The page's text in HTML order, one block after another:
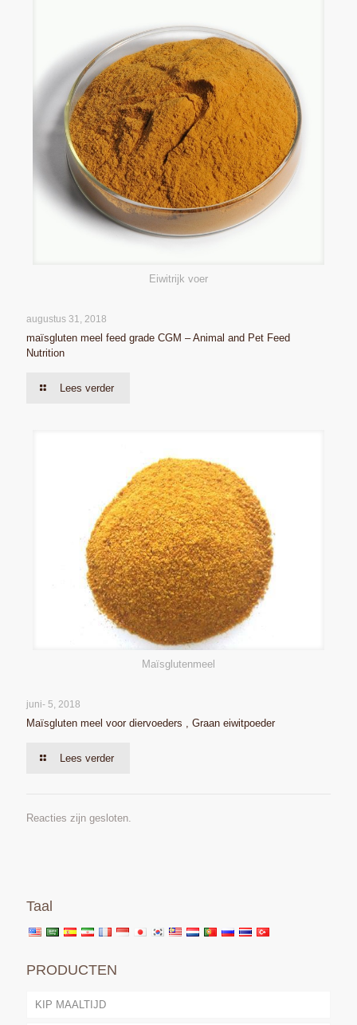
Eiwitrijk voer
augustus 31, 2018
maïsgluten meel feed grade CGM – Animal and Pet Feed
Nutrition
Lees verder
Maïsglutenmeel
juni- 5, 2018
Maïsgluten meel voor diervoeders , Graan eiwitpoeder
Lees verder
Reacties zijn gesloten.
Taal
PRODUCTEN
KIP MAALTIJD